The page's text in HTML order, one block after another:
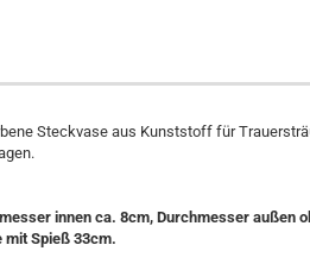
Steckvase aus Kunststoff für
innen ca. 8cm, Durchmesser außen
mit Spieß 33cm.